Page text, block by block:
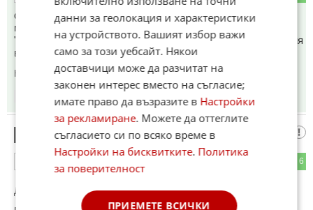
синганята дето нямат по 1 ден трудов стаж, а имат по 5
мерцедеса. Поводи има всеки ден. Това мургаво
"население" трябва да бъде вкарано в пътя по единствения
възможен начин. С много кьотек
Коментиран от#31
Факт
6
До коментар от "Калашниците":
данни за геолокация и характеристики
на устройството. Вашият избор важи
само за този уебсайт. Някои
доставчици може да разчитат на
законен интерес вместо на съгласие;
имате право да възразите в Настройки
за рекламиране. Можете да оттеглите
съгласието си по всяко време в
Настройки на бисквитките. Политика
за поверителност
ПРИЕМЕТЕ ВСИЧКИ